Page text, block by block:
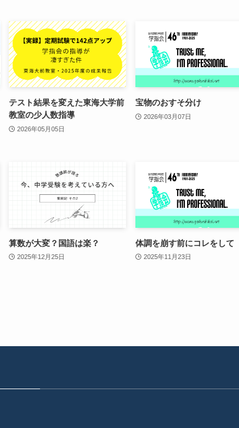
テスト結果を変えた東海大学前
教室の少人数指導
2026年05月05日
宝物のおすそ分け
2026年03月07日
算数が大変？国語は楽？
2025年12月25日
体調を崩す前にコレをして
2025年11月23日